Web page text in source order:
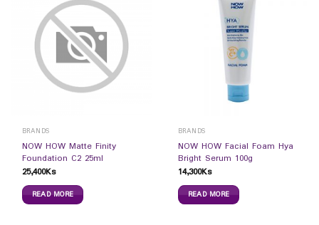
BRANDS
NOW HOW Matte Finity
Foundation C2 25ml
25,400Ks
READ MORE
BRANDS
NOW HOW Facial Foam Hya
Bright Serum 100g
14,300Ks
READ MORE